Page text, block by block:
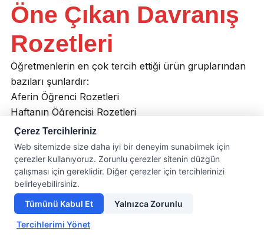
Öne Çıkan Davranış
Rozetleri
Öğretmenlerin en çok tercih ettiği ürün gruplarından
bazıları şunlardır:
Aferin Öğrenci Rozetleri
Haftanın Öğrencisi Rozetleri
Kitap Kurdu Rozetleri
Okuma Başarısı Rozetleri
Davranış Rozeti Setleri
Öğrenci Motivasyon Rozetleri
👉 Tüm modelleri
inceleyebilirsiniz:
https://www.hediyepanayiri.com/urun-kategori/rozet-
Çerez Tercihleriniz
Web sitemizde size daha iyi bir deneyim sunabilmek için
çerezler kullanıyoruz. Zorunlu çerezler sitenin düzgün
çalışması için gereklidir. Diğer çerezler için tercihlerinizi
belirleyebilirsiniz.
Tümünü Kabul Et
Yalnızca Zorunlu
Tercihlerimi Yönet